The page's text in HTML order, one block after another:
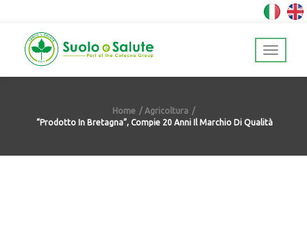
Home
Agricoltura
“Prodotto In Bretagna”, Compie 20 Anni Il Marchio Di Qualità